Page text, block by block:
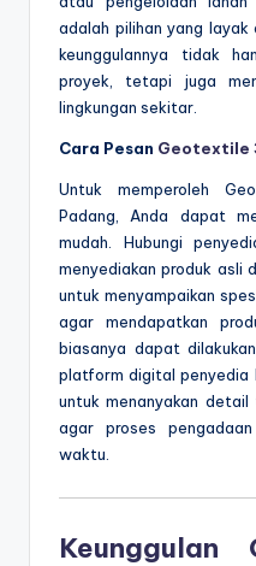
adalah pilihan yang layak
keunggulannya tidak
proyek, tetapi juga
lingkungan sekitar.
Cara Pesan Geotextile
Untuk memperoleh
Padang, Anda dapat
mudah. Hubungi
menyediakan produk asli
untuk menyampaikan
agar mendapatkan
biasanya dapat
platform digital penyedia
untuk menanyakan
agar proses
waktu.
Keunggulan